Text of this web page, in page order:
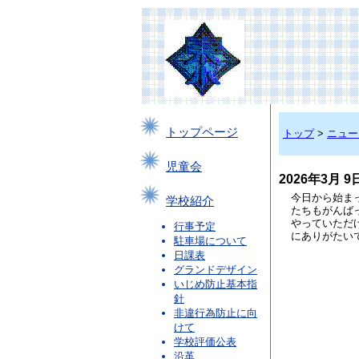
トップページ
児童会
学校紹介
行事予定
駐車場について
日課表
グランドデザイン
いじめ防止基本指
針
非違行為防止に向
けて
学校評価公表
沿革
トップ> ニュ
2026年3月 9
今日から始ま
たちもがんば
やっていただ
にありがたい